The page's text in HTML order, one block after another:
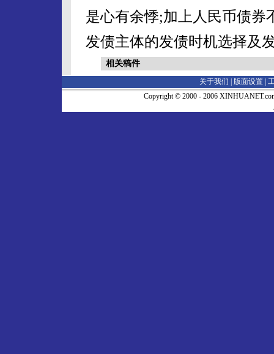
是心有余悸;加上人民币债券
发债主体的发债时机选择及
相关稿件
关于我们 | 版面设置
Copyright © 2000 - 2006